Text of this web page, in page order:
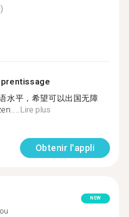
水平，希望可以出国无障
Lire plus
Obtenir l'appli
NEW